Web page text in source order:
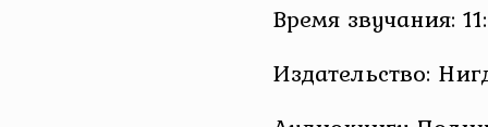
Время звучания:
Издательство: